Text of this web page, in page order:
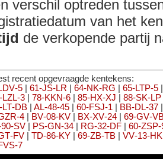
opgevraagde kentekens:
|65‑LTP‑5
78‑KKN‑6|85‑HX‑XJ |88‑SK‑LP|57‑WB‑JD |
AL‑48‑45|60‑FSJ‑1|BB‑DL‑37| BF‑85‑FK |
BV‑08‑KV| BX‑XV‑24|69‑GV‑VB|DTN‑95‑J|
PS‑GN‑34| RG‑32‑DF| 60‑ZSP‑9|RP‑TG‑78|
u gratis aangeboden door NetTelligence.